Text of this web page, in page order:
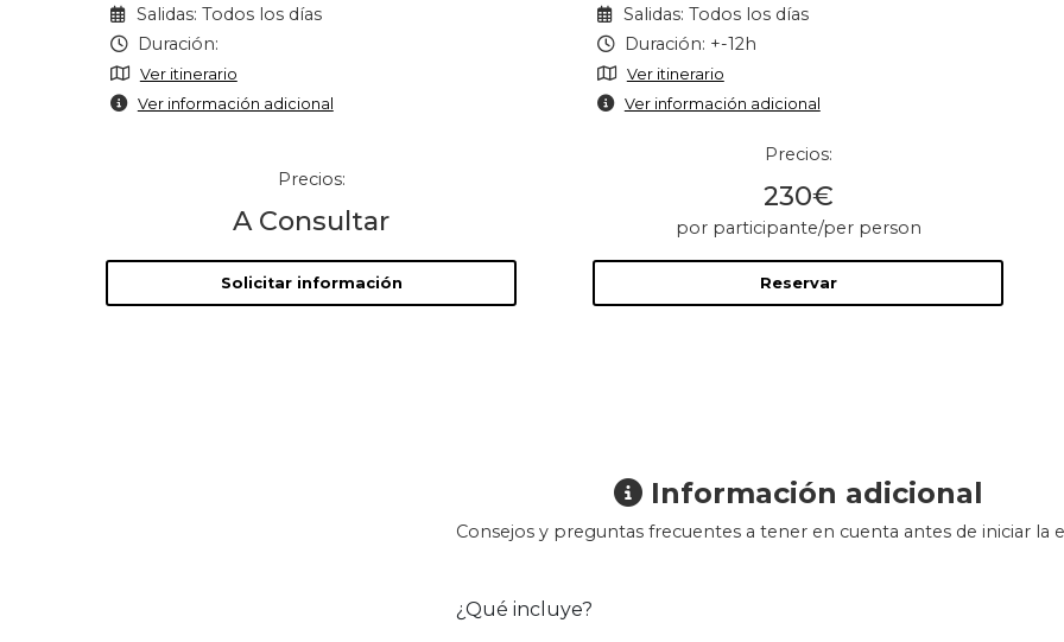
alta.
Salidas: Todos los días
Duración:
Ver itinerario
Ver información adicional
Precios:
A Consultar
Solicitar información
Salidas: Todos los días
Duración: +-12h
Ver itinerario
Ver información adicional
Precios:
230€
por participante/per person
Reservar
Información adicional
Consejos y preguntas frecuentes a tener en cuenta antes de iniciar la
¿Qué incluye?